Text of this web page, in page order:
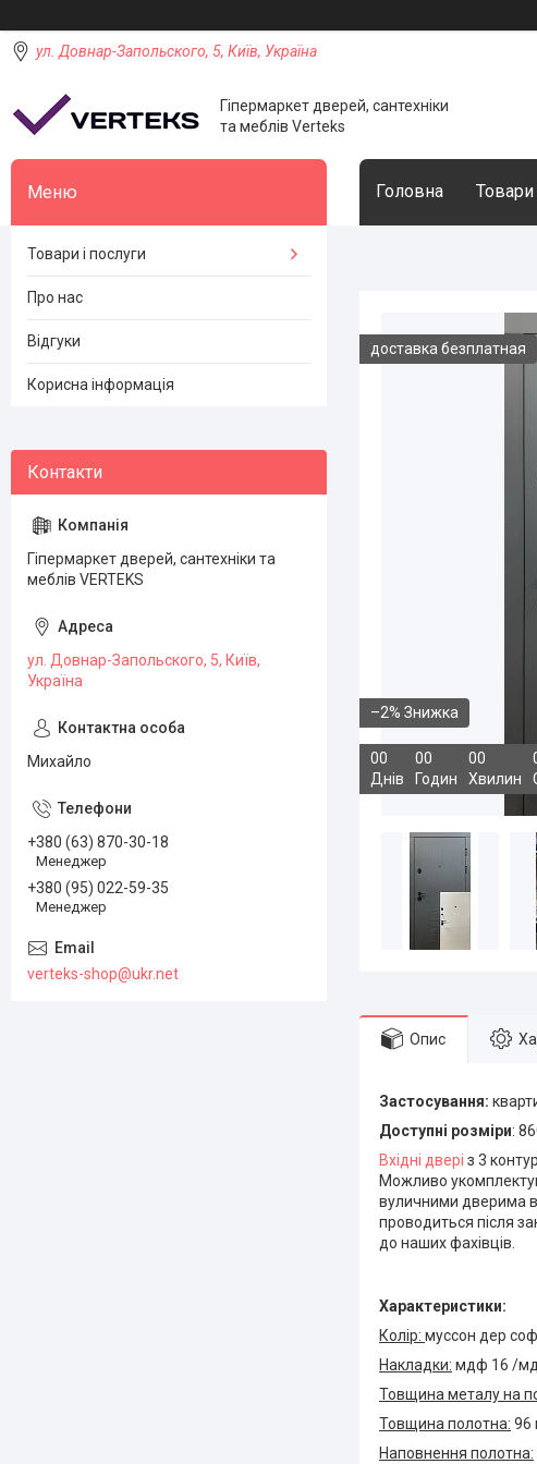
ул. Довнар-Запольского, 5, Київ, Україна
Гіпермаркет дверей, сантехніки
та меблів Verteks
Головна Товари
доставка безплатная
–2%
00
Днів
00
Годин
00
Хвилин
Опис
Застосування:
Доступні розміри:
Вхідні двері з 3
Можливо
вуличними дверима
проводиться після
до наших фахівців.
Характеристики:
Колір: муссон дер
Накладки: мдф 16 /
Товщина металу на
Товщина полотна: 96
Наповнення полотна:
Товари і послуги
Про нас
Відгуки
Корисна інформація
Гіпермаркет дверей, сантехніки та
меблів VERTEKS
ул. Довнар-Запольского, 5, Київ,
Україна
Михайло
+380 (63) 870-30-18
Менеджер
+380 (95) 022-59-35
Менеджер
verteks-shop@ukr.net